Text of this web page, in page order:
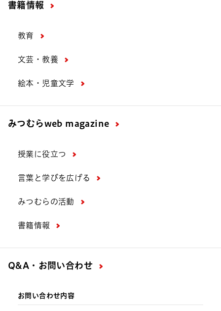
書籍情報
教育
文芸・教養
絵本・児童文学
みつむらweb magazine
授業に役立つ
言葉と学びを広げる
みつむらの活動
書籍情報
Q&A・お問い合わせ
お問い合わせ内容